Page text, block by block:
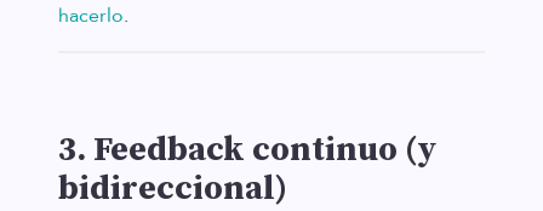
hacerlo.
3. Feedback continuo (y
bidireccional)